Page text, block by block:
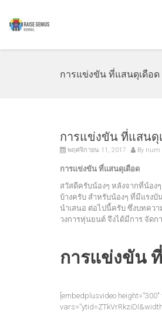
การแข่งขัน ที่แสนดุเดือด
การแข่งขัน ที่แสนดุ
พฤศจิกายน 11, 2017 By num
การแข่งขัน ที่แสนดุเดือด
สวัสดีครับน้องๆ หลังจากที่น้อง
บ้างครับ สำหรับน้องๆ ที่มีแรง
นำเสนอ ต่อไปนี้ครับ ซึ่งบทคว
วงการหุ่นยนต์ จึงได้มีการ จัด
การแข่งขัน
[embedplusvideo